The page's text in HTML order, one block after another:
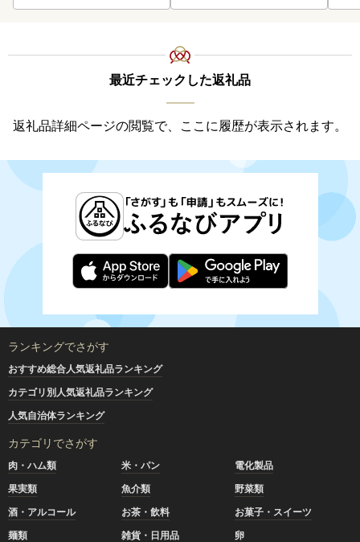
最近チェックした返礼品
返礼品詳細ページの閲覧で、ここに履歴が表示されます。
ランキングでさがす
おすすめ総合人気返礼品ランキング
カテゴリ別人気返礼品ランキング
人気自治体ランキング
カテゴリでさがす
肉・ハム類 米・パン
電化製品
果実類
魚介類
野菜類
酒・アルコール
お茶・飲料
お菓子・スイーツ
麺類
雑貨・日用品
卵